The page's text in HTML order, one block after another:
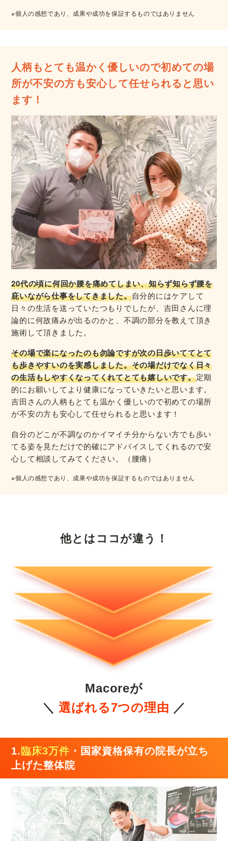
※個人の感想であり、成果や成功を保証するものではありません
人柄もとても温かく優しいので初めての場
所が不安の方も安心して任せられると思い
ます！
20代の頃に何回か腰を痛めてしまい、知らず知らず腰を
庇いながら仕事をしてきました。自分的にはケアして
日々の生活を送っていたつもりでしたが、吉田さんに理
論的に何故痛みが出るのかと、不調の部分を教えて頂き
施術して頂きました。
その場で楽になったのも勿論ですが次の日歩いててとて
も歩きやすいのを実感しました。その場だけでなく日々
の生活もしやすくなってくれてとても嬉しいです。定期
的にお願いしてより健康になっていきたいと思います。
吉田さんの人柄もとても温かく優しいので初めての場所
が不安の方も安心して任せられると思います！
自分のどこが不調なのかイマイチ分からない方でも歩い
てる姿を見ただけで的確にアドバイスしてくれるので安
心して相談してみてください。（腰痛）
※個人の感想であり、成果や成功を保証するものではありません
他とはココが違う！
Macoreが
＼選ばれる7つの理由 ／
1. 臨床3万件 ・国家資格保有の院長が立ち
上げた整体院